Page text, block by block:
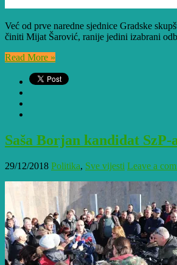
Već od prve naredne sjednice Gradske
činiti Mijat Šarović, ranije jedini izabrani
Read More »
Saša Borjan kandidat
29/12/2018 Politika, Sve vijesti Leave a